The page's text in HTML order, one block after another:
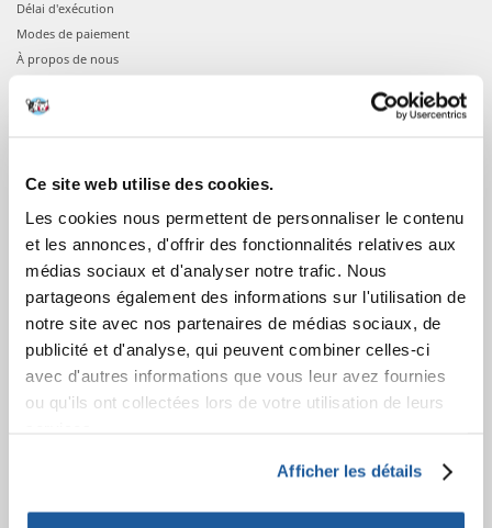
Ce site web utilise des cookies.
Les cookies nous permettent de personnaliser le contenu
et les annonces, d'offrir des fonctionnalités relatives aux
médias sociaux et d'analyser notre trafic. Nous
partageons également des informations sur l'utilisation de
notre site avec nos partenaires de médias sociaux, de
publicité et d'analyse, qui peuvent combiner celles-ci
avec d'autres informations que vous leur avez fournies
ou qu'ils ont collectées lors de votre utilisation de leurs
Afficher les détails
Délai d'exécution
Modes de paiement
À propos de nous
COMMANDES
Connexion à votre compte
Informations sur la commande
Votre commande
APRÈS L'ACHAT
Factures
Garantie et service
Information sur le droit de rétractation
A propos de nous